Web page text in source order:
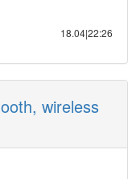
18.04|22:26
wireless